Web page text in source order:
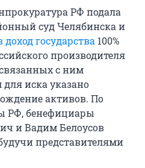
РФ подала
суд Челябинска и
доход государства 100%
производителя
с ним
иска указано
активов. По
РФ, бенефициары
и Вадим Белоусов
представителями